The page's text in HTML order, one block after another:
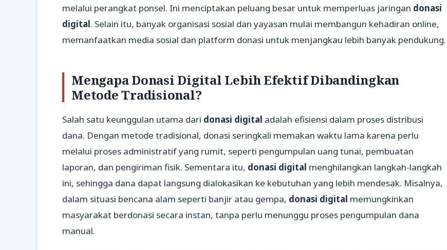
melalui perangkat ponsel. Ini menciptakan peluang besar untuk memperluas jaringan donasi
digital. Selain itu, banyak organisasi sosial dan yayasan mulai membangun kehadiran online,
memanfaatkan media sosial dan platform donasi untuk menjangkau lebih banyak pendukung.
Mengapa Donasi Digital Lebih Efektif Dibandingkan
Metode Tradisional?
Salah satu keunggulan utama dari donasi digital adalah efisiensi dalam proses distribusi
dana. Dengan metode tradisional, donasi seringkali memakan waktu lama karena perlu
melalui proses administratif yang rumit, seperti pengumpulan uang tunai, pembuatan
laporan, dan pengiriman fisik. Sementara itu, donasi digital menghilangkan langkah-langkah
ini, sehingga dana dapat langsung dialokasikan ke kebutuhan yang lebih mendesak. Misalnya,
dalam situasi bencana alam seperti banjir atau gempa, donasi digital memungkinkan
masyarakat berdonasi secara instan, tanpa perlu menunggu proses pengumpulan dana
manual.